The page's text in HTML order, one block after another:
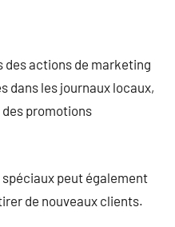
des actions de marketing
dans les journaux locaux,
des promotions
spéciaux peut également
de nouveaux clients.